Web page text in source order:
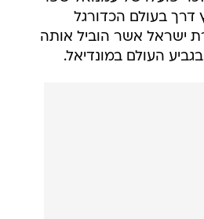
דרך בעולם הכדורגל
ישראל אשר הוביל אותה
העולם במונדיאל.